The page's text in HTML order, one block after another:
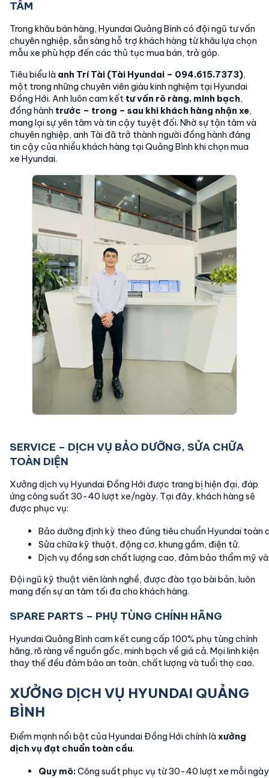
TÂM
Trong khâu bán hàng, Hyundai Quảng Bình có đội ngũ tư vấn
chuyên nghiệp, sẵn sàng hỗ trợ khách hàng từ khâu lựa chọn
mẫu xe phù hợp đến các thủ tục mua bán, trả góp.
Tiêu biểu là anh Trí Tài (Tài Hyundai – 094.615.7373),
một trong những chuyên viên giàu kinh nghiệm tại Hyundai
Đồng Hới. Anh luôn cam kết tư vấn rõ ràng, minh bạch,
đồng hành trước – trong – sau khi khách hàng nhận xe,
mang lại sự yên tâm và tin cậy tuyệt đối. Nhờ sự tận tâm và
chuyên nghiệp, anh Tài đã trở thành người đồng hành đáng
tin cậy của nhiều khách hàng tại Quảng Bình khi chọn mua
xe Hyundai.
SERVICE – DỊCH VỤ BẢO DƯỠNG, SỬA CHỮA
TOÀN DIỆN
Xưởng dịch vụ Hyundai Đồng Hới được trang bị hiện đại, đáp
ứng công suất 30-40 lượt xe/ngày. Tại đây, khách hàng sẽ
được phục vụ:
Bảo dưỡng định kỳ theo đúng tiêu chuẩn Hyundai toàn
Sửa chữa kỹ thuật, động cơ, khung gầm, điện tử.
Dịch vụ đồng sơn chất lượng cao, đảm bảo thẩm mỹ
Đội ngũ kỹ thuật viên lành nghề, được đào tạo bài bản, luôn
mang đến sự an tâm tối đa cho khách hàng.
SPARE PARTS – PHỤ TÙNG CHÍNH HÃNG
Hyundai Quảng Bình cam kết cung cấp 100% phụ tùng chính
hãng, rõ ràng về nguồn gốc, minh bạch về giá cả. Mọi linh kiện
thay thế đều đảm bảo an toàn, chất lượng và tuổi thọ cao.
XƯỞNG DỊCH VỤ HYUNDAI QUẢNG
BÌNH
Điểm mạnh nổi bật của Hyundai Đồng Hới chính làxưởng
dịch vụ đạt chuẩn toàn cầu.
Quy mô: Công suất phục vụ từ 30-40 lượt xe mỗi